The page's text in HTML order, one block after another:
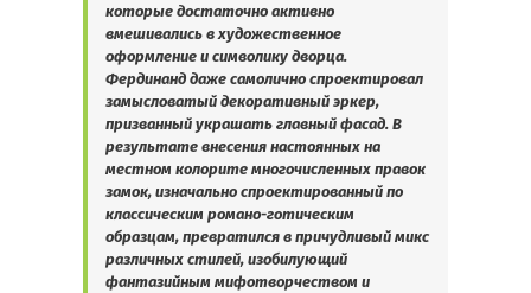
которые достаточно активно
вмешивались в художественное
оформление и символику дворца.
Фердинанд даже самолично спроектировал
замысловатый декоративный эркер,
призванный украшать главный фасад. В
результате внесения настоянных на
местном колорите многочисленных правок
замок, изначально спроектированный по
классическим романо-готическим
образцам, превратился в причудливый микс
различных стилей, изобилующий
фантазийным мифотворчеством и